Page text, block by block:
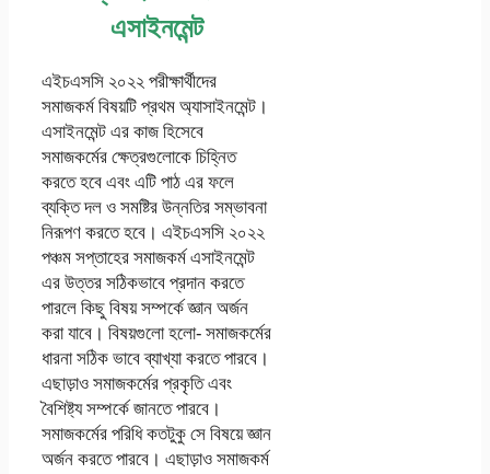
এসাইনমেন্ট
এইচএসসি ২০২২ পরীক্ষার্থীদের
সমাজকর্ম বিষয়টি প্রথম অ্যাসাইনমেন্ট।
এসাইনমেন্ট এর কাজ হিসেবে
সমাজকর্মের ক্ষেত্রগুলোকে চিহ্নিত
করতে হবে এবং এটি পাঠ এর ফলে
ব্যক্তি দল ও সমষ্টির উন্নতির সম্ভাবনা
নিরূপণ করতে হবে। এইচএসসি ২০২২
পঞ্চম সপ্তাহের সমাজকর্ম এসাইনমেন্ট
এর উত্তর সঠিকভাবে প্রদান করতে
পারলে কিছু বিষয় সম্পর্কে জ্ঞান অর্জন
করা যাবে। বিষয়গুলো হলো- সমাজকর্মের
ধারনা সঠিক ভাবে ব্যাখ্যা করতে পারবে।
এছাড়াও সমাজকর্মের প্রকৃতি এবং
বৈশিষ্ট্য সম্পর্কে জানতে পারবে।
সমাজকর্মের পরিধি কতটুকু সে বিষয়ে জ্ঞান
অর্জন করতে পারবে। এছাড়াও সমাজকর্ম